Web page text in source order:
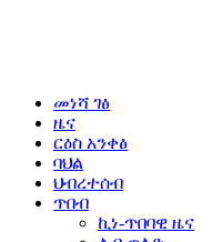
መነሻ ገፅ
ዜና
ርዕስ አንቀፅ
ባህል
ህብረተሰብ
ጥበብ
ኪነ-ጥበባዊ ዜና